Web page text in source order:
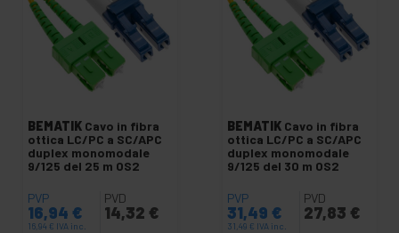
BEMATIK Cavo in fibra
ottica LC/PC a SC/APC
duplex monomodale
9/125 del 25 m OS2
PVP
16,94 €
16,94 € IVA inc.
PVD
14,32 €
BEMATIK Cavo in fibra
ottica LC/PC a SC/APC
duplex monomodale
9/125 del 30 m OS2
PVP
31,49 €
31,49 € IVA inc.
PVD
27,83 €